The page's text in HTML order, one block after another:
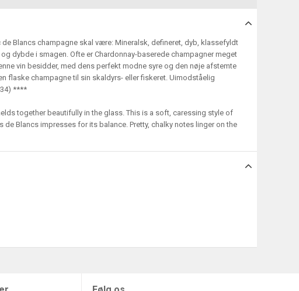
de Blancs champagne skal være: Mineralsk, defineret, dyb, klassefyldt
dybde i smagen. Ofte er Chardonnay-baserede champagner meget
vin besidder, med dens perfekt modne syre og den nøje afstemte
flaske champagne til sin skaldyrs- eller fiskeret. Uimodståelig
****
together beautifully in the glass. This is a soft, caressing style of
de Blancs impresses for its balance. Pretty, chalky notes linger on the